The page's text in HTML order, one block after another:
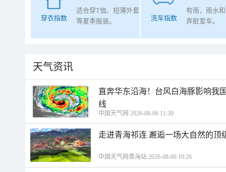
穿衣指数
适合穿T恤、短薄外套
等夏季服装。
洗车指数
有雨，雨水
弄脏爱车。
天气资讯
直奔华东沿海！台风白海豚影响我
线
中国天气网 2026-08-06 11:30
走进青海祁连 邂逅一场大自然的顶
中国天气网青海站 2026-08-06 10:26